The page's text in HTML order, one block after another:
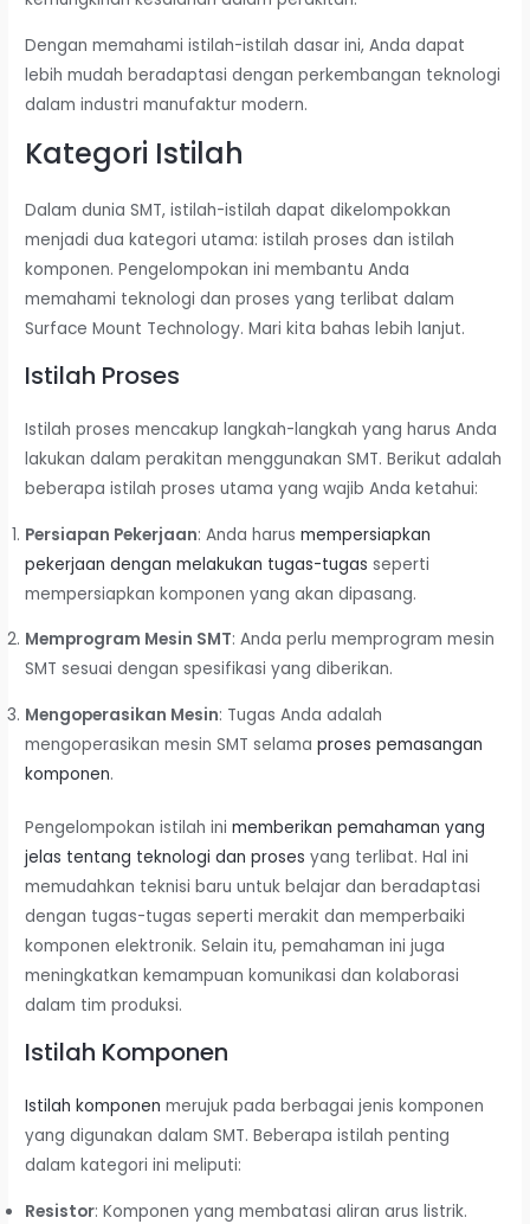
Dengan memahami istilah-istilah dasar ini, Anda dapat
lebih mudah beradaptasi dengan perkembangan teknologi
dalam industri manufaktur modern.
Kategori Istilah
Dalam dunia SMT, istilah-istilah dapat dikelompokkan
menjadi dua kategori utama: istilah proses dan istilah
komponen. Pengelompokan ini membantu Anda
memahami teknologi dan proses yang terlibat dalam
Surface Mount Technology. Mari kita bahas lebih lanjut.
Istilah Proses
Istilah proses mencakup langkah-langkah yang harus Anda
lakukan dalam perakitan menggunakan SMT. Berikut adalah
beberapa istilah proses utama yang wajib Anda ketahui:
Persiapan Pekerjaan: Anda harusmempersiapkan
pekerjaan dengan melakukan tugas-tugas seperti
mempersiapkan komponen yang akan dipasang.
Memprogram Mesin SMT: Anda perlu memprogram mesin
SMT sesuai dengan spesifikasi yang diberikan.
Mengoperasikan Mesin: Tugas Anda adalah
mengoperasikan mesin SMT selamaproses pemasangan
komponen.
Pengelompokan istilah inimemberikan pemahaman yang
jelas tentang teknologi dan proses yang terlibat. Hal ini
memudahkan teknisi baru untuk belajar dan beradaptasi
dengan tugas-tugas seperti merakit dan memperbaiki
komponen elektronik. Selain itu, pemahaman ini juga
meningkatkan kemampuan komunikasi dan kolaborasi
dalam tim produksi.
Istilah Komponen
Istilah komponen merujuk pada berbagai jenis komponen
yang digunakan dalam SMT. Beberapa istilah penting
dalam kategori ini meliputi:
Resistor: Komponen yang membatasi aliran arus listrik.